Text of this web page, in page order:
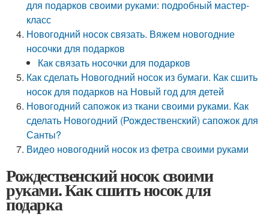
для подарков своими руками: подробный мастер-
класс
Новогодний носок связать. Вяжем новогодние
носочки для подарков
Как связать носочки для подарков
Как сделать Новогодний носок из бумаги. Как сшить
носок для подарков на Новый год для детей
Новогодний сапожок из ткани своими руками. Как
сделать Новогодний (Рождественский) сапожок для
Санты?
Видео новогодний носок из фетра своими руками
Рождественский носок своими
руками. Как сшить носок для
подарка